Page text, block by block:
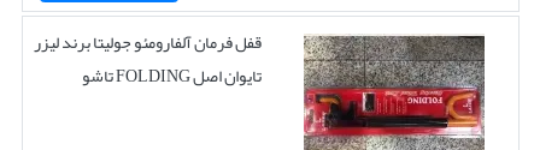
قفل فرمان آلفارومئو جولیتا برند لیزر
تایوان اصل FOLDING تاشو